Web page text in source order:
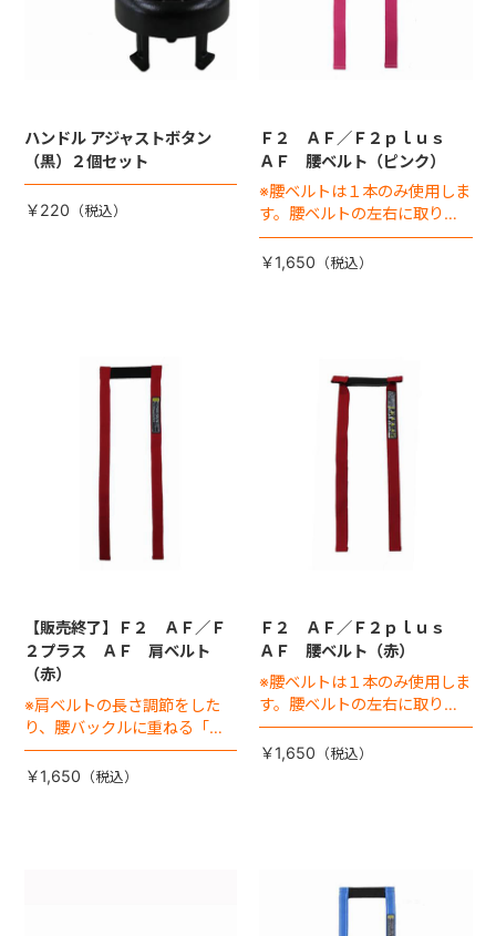
ハンドル アジャストボタン
（黒）２個セット
￥220
Ｆ２ ＡＦ／Ｆ２ｐｌｕｓ
ＡＦ 腰ベルト（ピンク）
※腰ベルトは１本のみ使用しま
す。腰ベルトの左右に取り付
ける腰バックル（差込バック
ル）は別売りです
￥1,650
【販売終了】Ｆ２ ＡＦ／Ｆ
２プラス ＡＦ 肩ベルト
（赤）
※肩ベルトの長さ調節をした
り、腰バックルに重ねる「肩
バックル」は別売りです
￥1,650
Ｆ２ ＡＦ／Ｆ２ｐｌｕｓ
ＡＦ 腰ベルト（赤）
※腰ベルトは１本のみ使用しま
す。腰ベルトの左右に取り付
ける腰バックル（差込バック
ル）は別売りです
￥1,650